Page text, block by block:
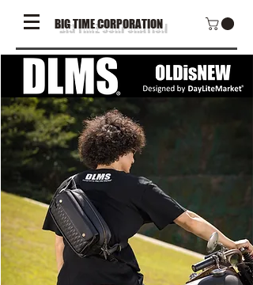
BIG TIME CORPORATION